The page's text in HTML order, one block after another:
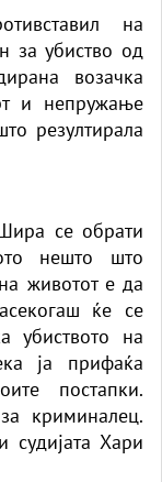
на
за убиство од
возачка
и непружање
резултирала
се обрати
нешто што
животот е да
ќе се
убиството на
ја прифаќа
постапки.
криминалец.
судијата Хари